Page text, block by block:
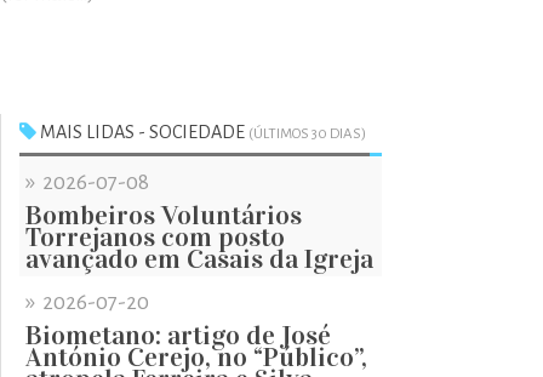
MAIS LIDAS - SOCIEDADE (ÚLTIMOS 30 DIAS)
» 2026-07-08
Bombeiros Voluntários
Torrejanos com posto
avançado em Casais da Igreja
» 2026-07-20
Biometano: artigo de José
António Cerejo, no “Público”,